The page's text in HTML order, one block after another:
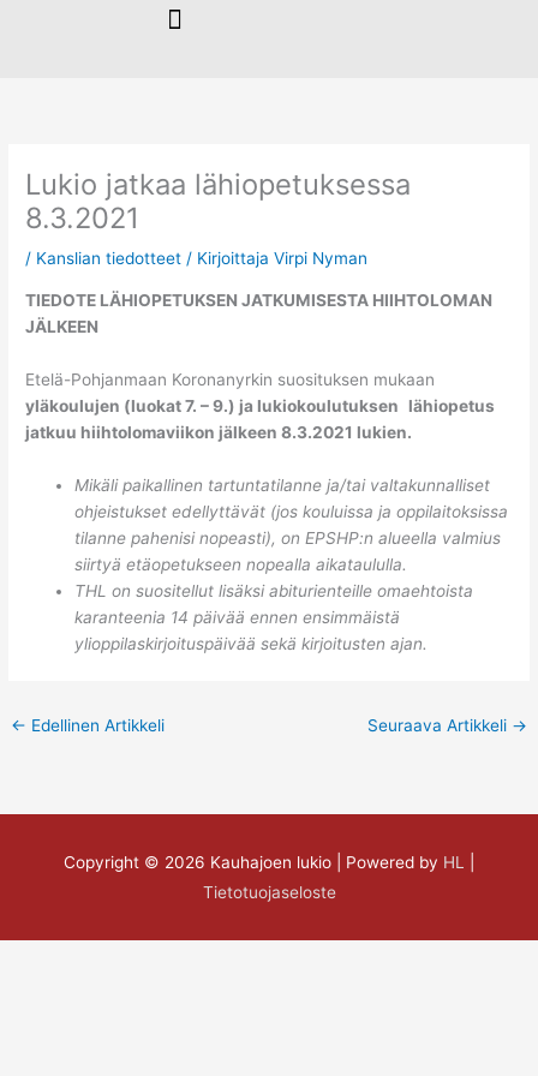
Lukio jatkaa lähiopetuksessa
8.3.2021
/ Kanslian tiedotteet / KirjoittajaVirpi Nyman
TIEDOTE LÄHIOPETUKSEN JATKUMISESTA HIIHTOLOMAN
JÄLKEEN
Etelä-Pohjanmaan Koronanyrkin suosituksen mukaan
yläkoulujen (luokat 7. – 9.) ja lukiokoulutuksen
lähiopetus
jatkuu hiihtolomaviikon jälkeen 8.3.2021 lukien.
Mikäli paikallinen tartuntatilanne ja/tai valtakunnalliset
ohjeistukset edellyttävät (jos kouluissa ja oppilaitoksissa
tilanne pahenisi nopeasti), on EPSHP:n alueella valmius
siirtyä etäopetukseen nopealla aikataululla.
THL on suositellut lisäksi abiturienteille omaehtoista
karanteenia 14 päivää ennen ensimmäistä
ylioppilaskirjoituspäivää sekä kirjoitusten ajan.
← Edellinen Artikkeli Seuraava Artikkeli →
Copyright © 2026 Kauhajoen lukio | Powered by HL
Tietotuojaseloste